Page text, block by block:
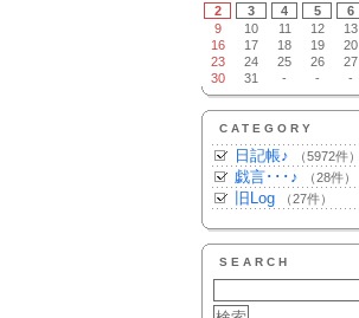
2
3 4 5 6
9
10 11 12 13
16
17 18 19 20
23
24 25 26 27
30
31 - - -
CATEGORY
日記帳♪ （5972件）
戯言･･･♪ （28件）
旧Log （27件）
SEARCH